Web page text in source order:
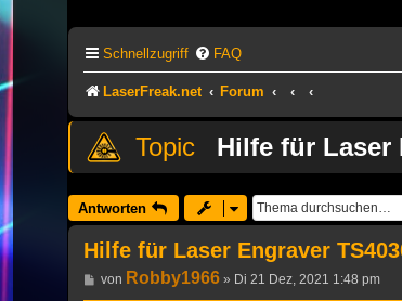
Schnellzugriff FAQ
LaserFreak.net Forum
Hilfe für Laser
Antworten
Hilfe für Laser Engraver
Beitrag
von Robby1966» Di 21 Dez, 2021 1:48 pm